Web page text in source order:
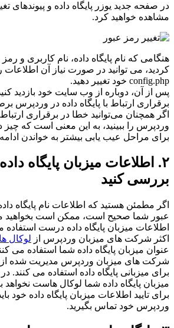
در صفحه جدید یوزر پایگاه داده و پیوندهای
مشاهده خواهید کرد.
هنگامی که نام پایگاه داده، نام کاربری و رمز
config.php خود تغییر دهید.
پس از آن، دوباره از وب سایت خود بازدید کنید
برقراری ارتباط با پایگاه‌ داده در
اگر همچنان می‌توانید خطا در برقراری ارتباط
وردپرس را ببینید، به این معنی است که
برای مراحل عیب یابی بیشتر به خواندن
۲. اطلاعات میزبان پایگاه
بررسی کنید
اگر مطمئن هستید که اطلاعات نام پایگاه
عبور شما صحیح است، ممکن است بخواهید
اطلاعات میزبان پایگاه داده درست استفاده
اکثر شرکت های میزبان وردپرس از لوکال
عنوان میزبان پایگاه داده شما استفاده می
شرکت های میزبان وردپرس مدیریت شده از
برای میزبانی پایگاه داده استفاده می
میزبان پایگاه داده شما لوکال هاست نخواهد
برای تایید اطلاعات میزبان پایگاه داده خود
وردپرس خود تماس بگیرید.